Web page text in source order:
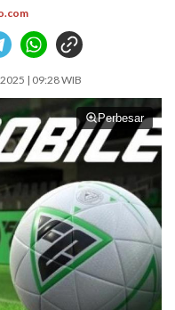
| 09:28 WIB
Perbesar